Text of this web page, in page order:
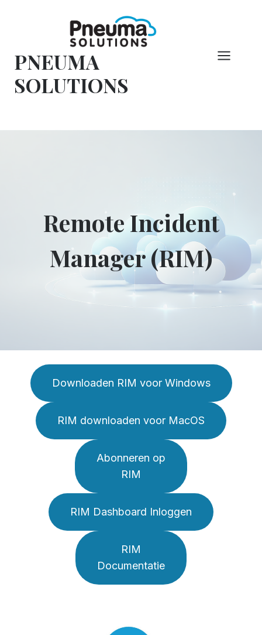
PNEUMA
SOLUTIONS
Remote Incident
Manager (RIM)
Downloaden RIM voor Windows
RIM downloaden voor MacOS
Abonneren op
RIM
RIM Dashboard Inloggen
RIM
Documentatie